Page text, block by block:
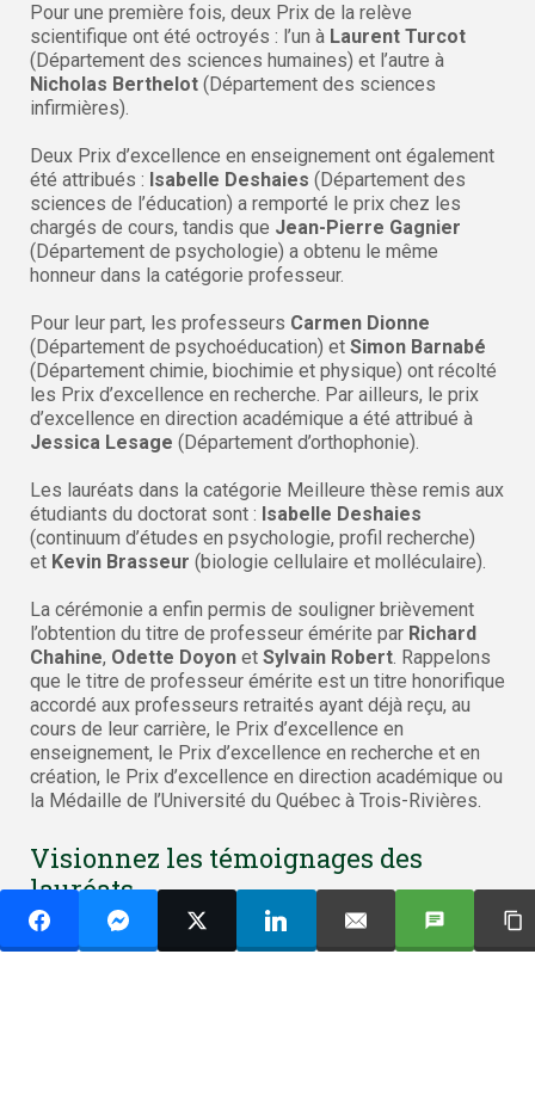
Pour une première fois, deux Prix de la relève
scientifique ont été octroyés : l’un à Laurent Turcot
(Département des sciences humaines) et l’autre à
Nicholas Berthelot (Département des sciences
infirmières).
Deux Prix d’excellence en enseignement ont également
été attribués : Isabelle Deshaies (Département des
sciences de l’éducation) a remporté le prix chez les
chargés de cours, tandis que Jean-Pierre Gagnier
(Département de psychologie) a obtenu le même
honneur dans la catégorie professeur.
Pour leur part, les professeurs Carmen Dionne
(Département de psychoéducation) et Simon Barnabé
(Département chimie, biochimie et physique) ont récolté
les Prix d’excellence en recherche. Par ailleurs, le prix
d’excellence en direction académique a été attribué à
Jessica Lesage (Département d’orthophonie).
Les lauréats dans la catégorie Meilleure thèse remis aux
étudiants du doctorat sont : Isabelle Deshaies
(continuum d’études en psychologie, profil recherche)
et Kevin Brasseur (biologie cellulaire et molléculaire).
La cérémonie a enfin permis de souligner brièvement
l’obtention du titre de professeur émérite par Richard
Chahine, Odette Doyon et Sylvain Robert. Rappelons
que le titre de professeur émérite est un titre honorifique
accordé aux professeurs retraités ayant déjà reçu, au
cours de leur carrière, le Prix d’excellence en
enseignement, le Prix d’excellence en recherche et en
création, le Prix d’excellence en direction académique ou
la Médaille de l’Université du Québec à Trois-Rivières.
Visionnez les témoignages des
lauréats